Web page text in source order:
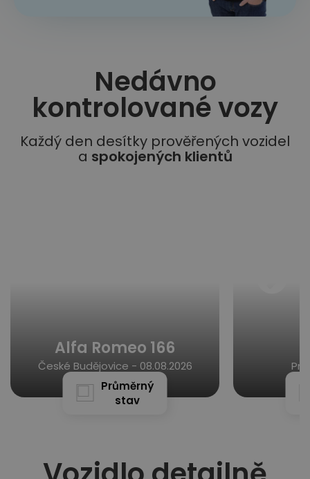
Nedávno
kontrolované vozy​
Každý den desítky prověřených vozidel
a spokojených klientů
Alfa Romeo 166
České Budějovice - 08.08.2026
Průměrný
stav